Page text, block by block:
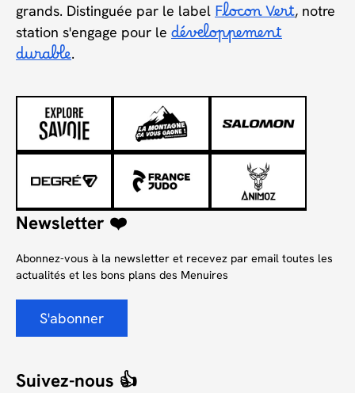
grands. Distinguée par le label Flocon Vert, notre
station s'engage pour le développement
durable.
Newsletter ❤️
Abonnez-vous à la newsletter et recevez par email toutes les
actualités et les bons plans des Menuires
S'abonner
Suivez-nous 👍